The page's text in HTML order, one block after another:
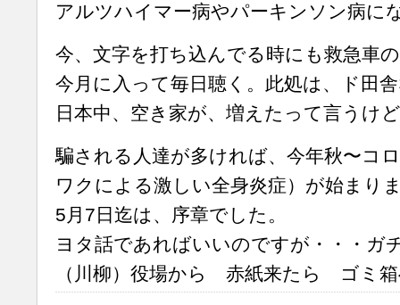
アルツハイマー病やパーキンソン病に
今、文字を打ち込んでる時にも救急車
今月に入って毎日聴く。此処は、ド田
日本中、空き家が、増えたって言うけ
騙される人達が多ければ、今年秋〜コ
ワクによる激しい全身炎症）が始まり
5月7日迄は、序章でした。
ヨタ話であればいいのですが・・・ガ
（川柳）役場から 赤紙来たら ゴミ